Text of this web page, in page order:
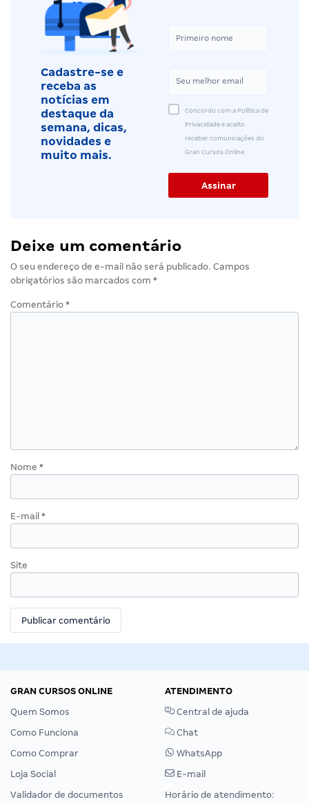
Cadastre-se e
receba as
notícias em
destaque da
semana, dicas,
novidades e
muito mais.
Concordo com a Política de
Privacidade e aceito
receber comunicações do
Gran Cursos Online.
Deixe um comentário
O seu endereço de e-mail não será publicado. Campos
obrigatórios são marcados com *
Comentário *
Nome *
E-mail *
Site
GRAN CURSOS ONLINE
Quem Somos
Como Funciona
Como Comprar
Loja Social
Validador de documentos
ATENDIMENTO
Central de ajuda
Chat
WhatsApp
E-mail
Horário de atendimento: